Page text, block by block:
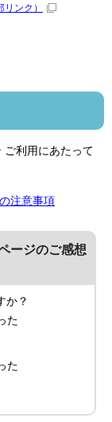
リンク）
ご利用にあたって
注意事項
ージのご感想
か？
た
た